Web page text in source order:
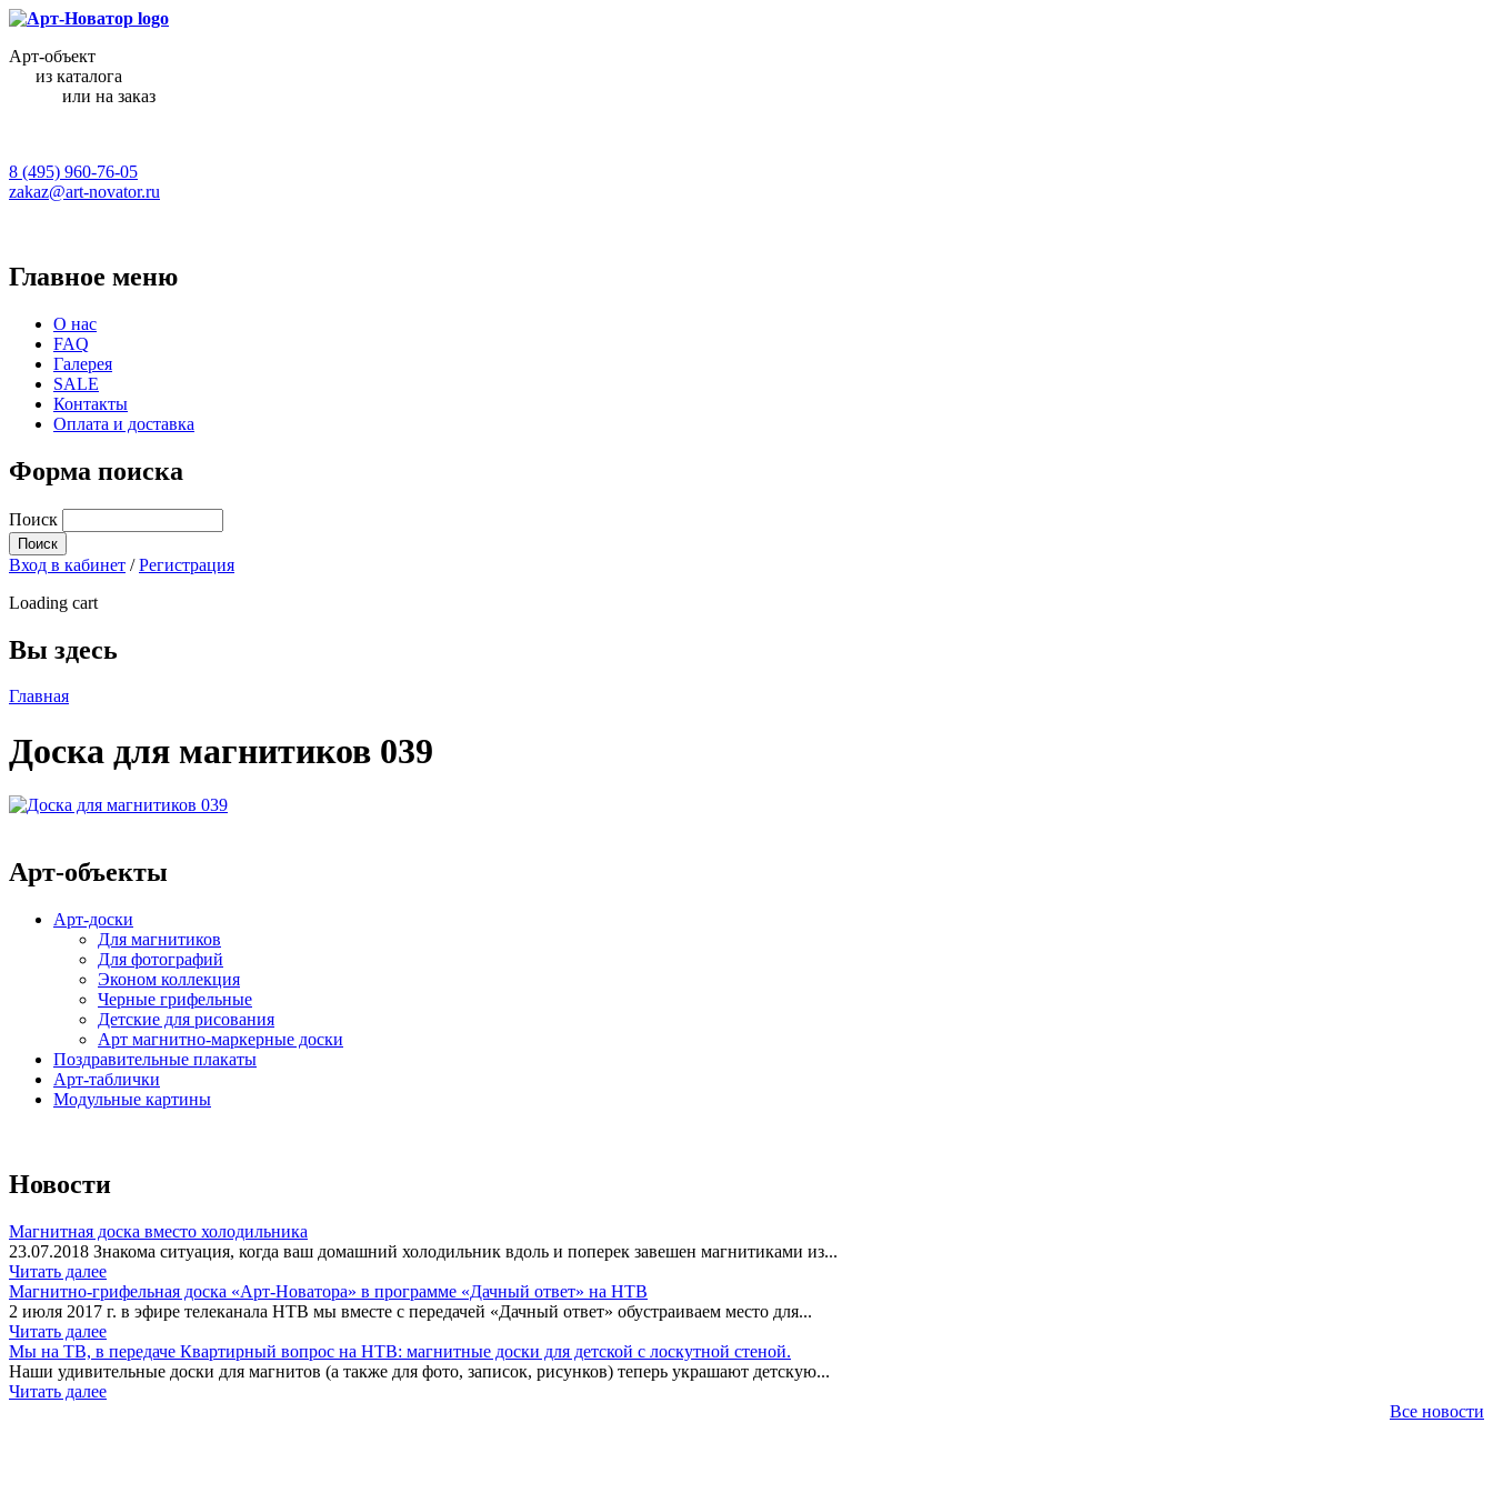
Арт-объект
из каталога
или на заказ
8 (495) 960-76-05
zakaz@art-novator.ru
Главное меню
О нас
FAQ
Галерея
SALE
Контакты
Оплата и доставка
Форма поиска
Поиск
Вход в кабинет /Регистрация
Loading cart
Вы здесь
Главная
Доска для магнитиков 039
Арт-объекты
Арт-доски
Для магнитиков
Для фотографий
Эконом коллекция
Черные грифельные
Детские для рисования
Арт магнитно-маркерные доски
Поздравительные плакаты
Арт-таблички
Модульные картины
Новости
Магнитная доска вместо холодильника
23.07.2018 Знакома ситуация, когда ваш домашний холодильник вдоль и поперек завешен магнитиками из...
Читать далее
Магнитно-грифельная доска «Арт-Новатора» в программе «Дачный ответ» на НТВ
2 июля 2017 г. в эфире телеканала НТВ мы вместе с передачей «Дачный ответ» обустраиваем место для...
Читать далее
Мы на ТВ, в передаче Квартирный вопрос на НТВ: магнитные доски для детской с лоскутной стеной.
Наши удивительные доски для магнитов (а также для фото, записок, рисунков) теперь украшают детскую...
Читать далее
Все новости